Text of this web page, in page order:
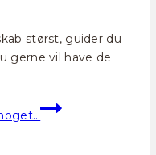
størst, guider du
gerne vil have de